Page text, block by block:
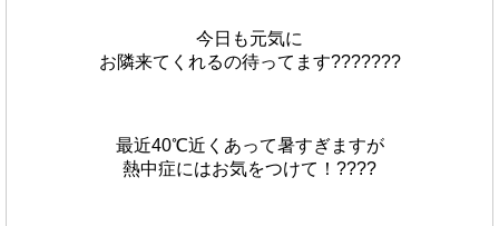
今日も元気に
お隣来てくれるの待ってます???????
最近40℃近くあって暑すぎますが
熱中症にはお気をつけて！????